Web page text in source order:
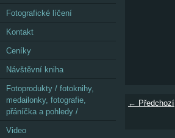
← Předchozí
Fotografické líčení
Kontakt
Ceníky
Návštěvní kniha
Fotoprodukty / fotoknihy,
medailonky, fotografie,
přáníčka a pohledy /
Video